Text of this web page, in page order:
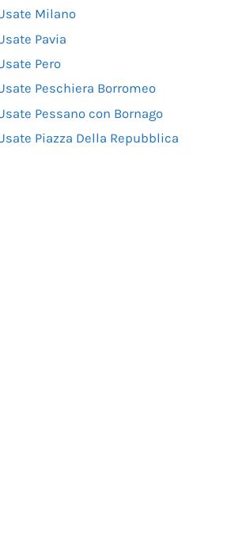
Milano
Pavia
Pero
Peschiera Borromeo
Pessano con Bornago
Piazza Della Repubblica